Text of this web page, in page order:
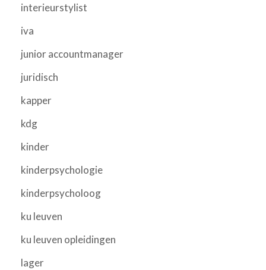
interieurstylist
iva
junior accountmanager
juridisch
kapper
kdg
kinder
kinderpsychologie
kinderpsycholoog
ku leuven
ku leuven opleidingen
lager